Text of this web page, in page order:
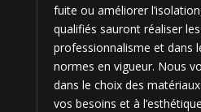
fuite ou améliorer
qualifiés sauront réaliser
professionnalisme et dans
normes en vigueur. Nous
dans le choix des
vos besoins et à